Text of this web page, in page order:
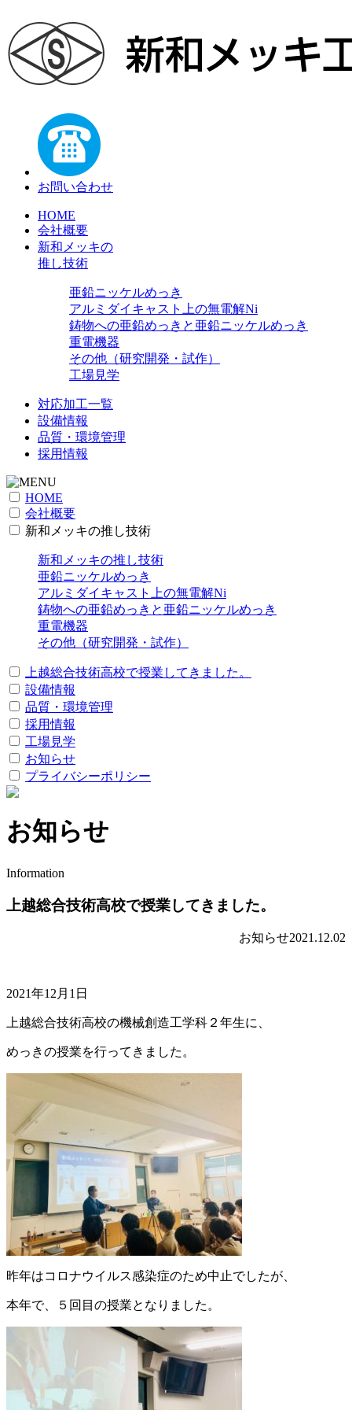
お問い合わせ
HOME
会社概要
新和メッキの
推し技術
亜鉛ニッケルめっき
アルミダイキャスト上の無電解Ni
鋳物への亜鉛めっきと亜鉛ニッケルめっき
重電機器
その他（研究開発・試作）
工場見学
対応加工一覧
設備情報
品質・環境管理
採用情報
HOME
会社概要
新和メッキの推し技術
新和メッキの推し技術
亜鉛ニッケルめっき
アルミダイキャスト上の無電解Ni
鋳物への亜鉛めっきと亜鉛ニッケルめっき
重電機器
その他（研究開発・試作）
上越総合技術高校で授業してきました。
設備情報
品質・環境管理
採用情報
工場見学
お知らせ
プライバシーポリシー
お知らせ
Information
上越総合技術高校で授業してきました。
お知らせ2021.12.02
2021年12月1日
上越総合技術高校の機械創造工学科２年生に、
めっきの授業を行ってきました。
昨年はコロナウイルス感染症のため中止でしたが、
本年で、５回目の授業となりました。